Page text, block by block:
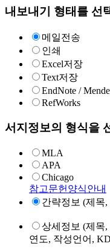
내보내기 형태를 선
메일전송
인쇄
Excel저장
Text저장
EndNote /
RefWorks
서지정보의 형식을
MLA
APA
Chicago
참고문헌양식안내
간략정보 (제목
상세정보 (제목
연도, 작성언어,